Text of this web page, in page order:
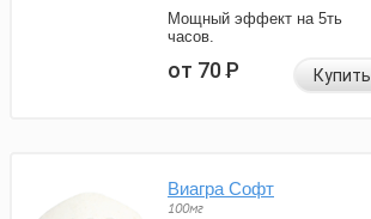
Мощный эффект на 5ть
часов.
от 70Р Купить
Виагра Софт
100мг